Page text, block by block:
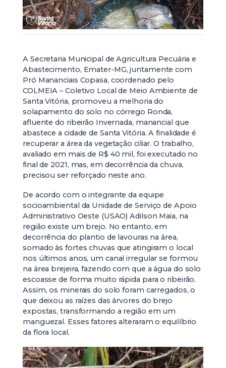
A Secretaria Municipal de Agricultura Pecuária e
Abastecimento, Emater-MG, juntamente com
Pró Mananciais Copasa, coordenado pelo
COLMEIA – Coletivo Local de Meio Ambiente de
Santa Vitória, promoveu a melhoria do
solapamento do solo no córrego Ronda,
afluente do ribeirão Invernada, manancial que
abastece a cidade de Santa Vitória. A finalidade é
recuperar a área da vegetação ciliar. O trabalho,
avaliado em mais de R$ 40 mil, foi executado no
final de 2021, mas, em decorrência da chuva,
precisou ser reforçado neste ano.
De acordo com o integrante da equipe
socioambiental da Unidade de Serviço de Apoio
Administrativo Oeste (USAO) Adilson Maia, na
região existe um brejo. No entanto, em
decorrência do plantio de lavouras na área,
somado às fortes chuvas que atingiram o local
nos últimos anos, um canal irregular se formou
na área brejeira, fazendo com que a água do solo
escoasse de forma muito rápida para o ribeirão.
Assim, os minerais do solo foram carregados, o
que deixou as raízes das árvores do brejo
expostas, transformando a região em um
manguezal. Esses fatores alteraram o equilíbrio
da flora local.